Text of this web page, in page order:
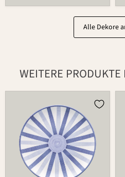
Alle Dekore
WEITERE